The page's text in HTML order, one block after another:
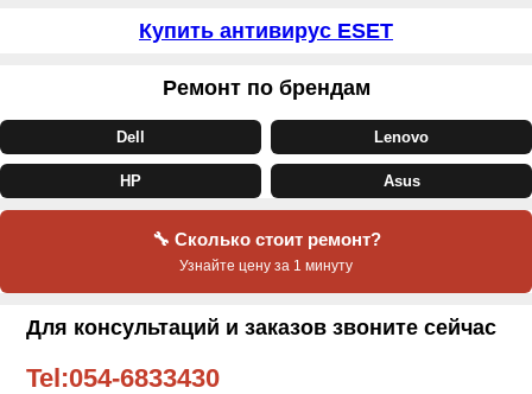
Купить антивирус ESET
Ремонт по брендам
Dell Lenovo
HP Asus
🔧 Сколько стоит ремонт?
Узнайте цену за 1 минуту
Для консультаций и заказов звоните сейчас
Tel:054-6833430